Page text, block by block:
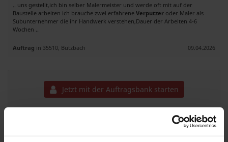
.. uns gestellt,ich bin selber Malermeister und werde oft mit auf der
Baustelle arbeiten ich brauche zwei erfahrene Verputzer oder Maler als
Subunternehmer die ihr Handwerk verstehen,Dauer der Arbeiten 4-6
Wochen ..
Auftrag in 35510, Butzbach 09.04.2026
Jetzt mit der Auftragsbank starten
Wir suchen neue Auftrag